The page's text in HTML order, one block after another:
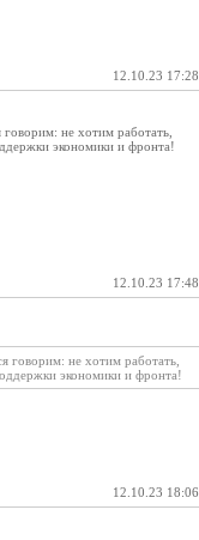
12.10.23 17:28
не хотим работать,
экономики и фронта!
12.10.23 17:48
говорим: не хотим работать,
экономики и фронта!
12.10.23 18:06